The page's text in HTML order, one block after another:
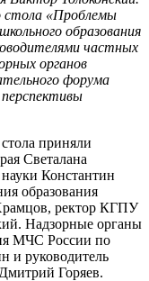
стола «Проблемы
образования
частных
органов
форума
приняли
Светалана
Константин
образования
ректор КГПУ
Надзорные органы
МЧС России по
и руководитель
Горяев.